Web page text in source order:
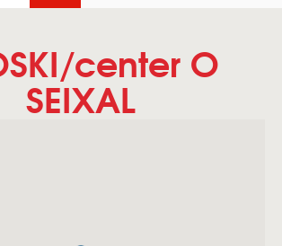
center O
SEIXAL